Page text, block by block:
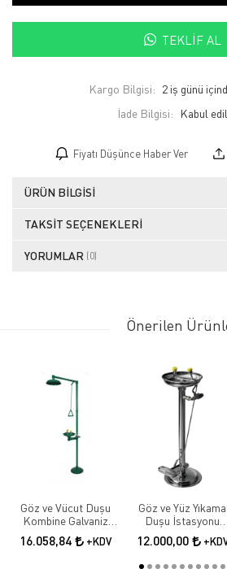
TEKLIF AL
Kargo Bilgisi: 2 iş günü
İade Bilgisi:
Fiyatı Düşünce Haber Ver
ÜRÜN BILGISI
TAKSIT SEÇENEKLERI
YORUMLAR (0)
Önerilen
Göz ve Vücut Duşu
Kombine Galvaniz
Boyalı
16.058,84 +KDV
Göz ve Yüz Yıkama
Duşu İstasyonu
Göz,yüz Yıkama
Çeşmesi, Boy Tipi, El,
12.000,00